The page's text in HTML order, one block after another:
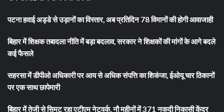
पटना हवाई अड्डे से उड़ानों का विस्तार, अब प्रतिदिन 78 विमानों की होगी आवाजाही
बिहार में शिक्षक तबादला नीति में बड़ा बदलाव, सरकार ने शिक्षकों की मांगों के आगे बदले
कई फैसले
सहरसा में डीपीओ अधिकारी पर आय से अधिक संपत्ति का शिकंजा, ईओयू चार ठिकानों
पर एक साथ छापेमारी
बिहार में तेजी से सिमट रहा एटीएम नेटवर्क, नौ महीनों में 371 नकदी निकासी केंद्र